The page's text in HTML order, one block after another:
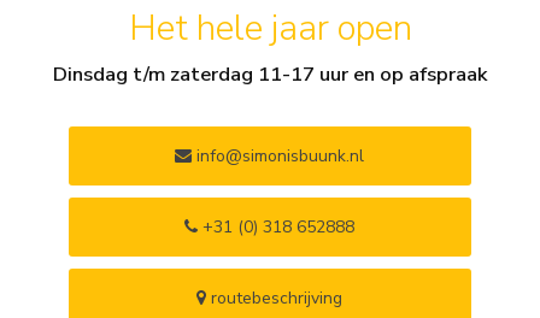
Het hele jaar open
Dinsdag t/m zaterdag 11-17 uur en op afspraak
info@simonisbuunk.nl
+31 (0) 318 652888
routebeschrijving